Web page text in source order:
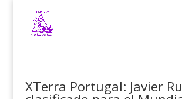
XTerra Portugal: Javier